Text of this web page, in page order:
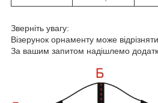
Зверніть увагу:
Візерунок орнаменту може
За вашим запитом надішлемо